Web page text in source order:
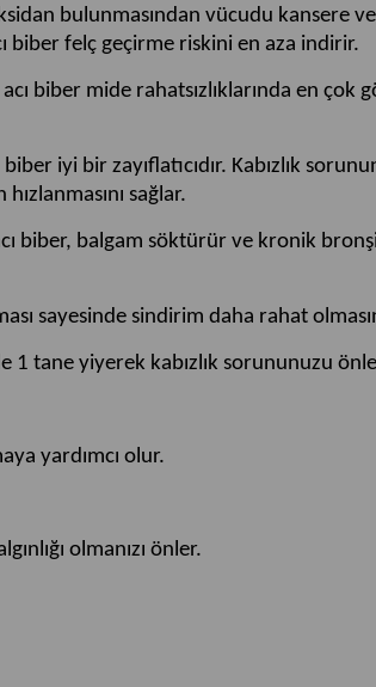
bulunmasından vücudu kansere
biber felç geçirme riskini en aza indirir.
biber mide rahatsızlıklarında en çok
iyi bir zayıflatıcıdır. Kabızlık
sağlar.
biber, balgam söktürür ve kronik
sayesinde sindirim daha rahat
1 tane yiyerek kabızlık sorununuzu
yardımcı olur.
olmanızı önler.